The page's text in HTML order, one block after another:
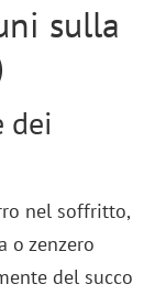
sulla
dei
nel soffritto,
o zenzero
del succo